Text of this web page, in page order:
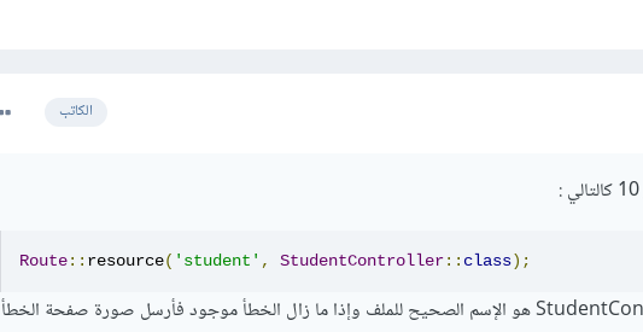
الكاتب
:
Route:: resource( 'student' , StudentController:: class);
وتأكد من أن StudentController هو الإسم الصحيح للملف وإذا ما زال الخطأ موجود فأرسل صورة صفحة الخطأ